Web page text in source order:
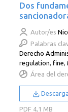
Dos
Autor/es
Palabras
Derecho
regulation fine ,
Área del
PDF 4,1 MB